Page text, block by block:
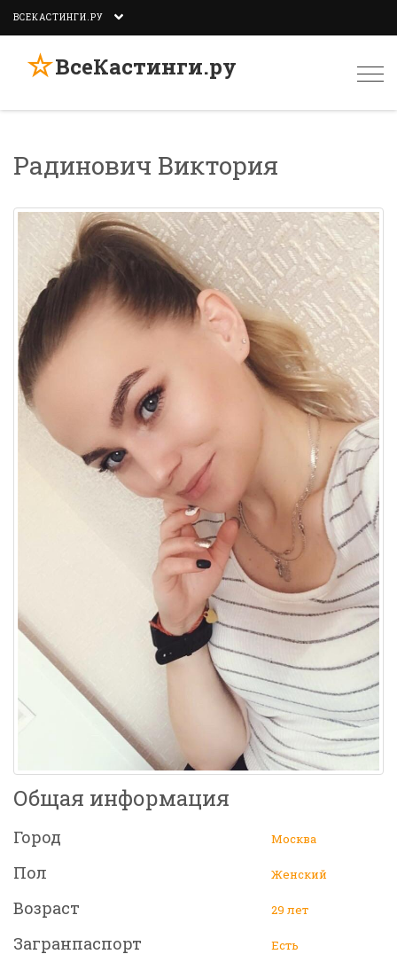
ВСЕКАСТИНГИ.РУ
☆ВсеКастинги.ру
Радинович Виктория
Общая информация
Город Москва
Пол Женский
Возраст 29 лет
Загранпаспорт Есть